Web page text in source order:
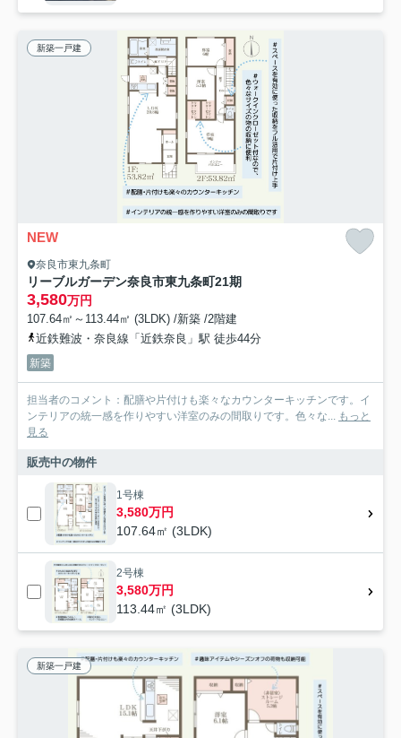
新築一戸建
NEW
奈良市東九条町
リーブルガーデン奈良市東九条町21期
3,580万円
107.64㎡～113.44㎡ (3LDK) /新築 /2階建
近鉄難波・奈良線「近鉄奈良」駅 徒歩44分
新築
担当者のコメント：配膳や片付けも楽々なカウンターキッチンです。イ
ンテリアの統一感を作りやすい洋室のみの間取りです。色々な... もっと
見る
販売中の物件
1号棟
3,580万円
107.64㎡ (3LDK)
2号棟
3,580万円
113.44㎡ (3LDK)
新築一戸建